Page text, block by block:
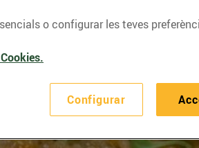
o configurar les teves
Configurar